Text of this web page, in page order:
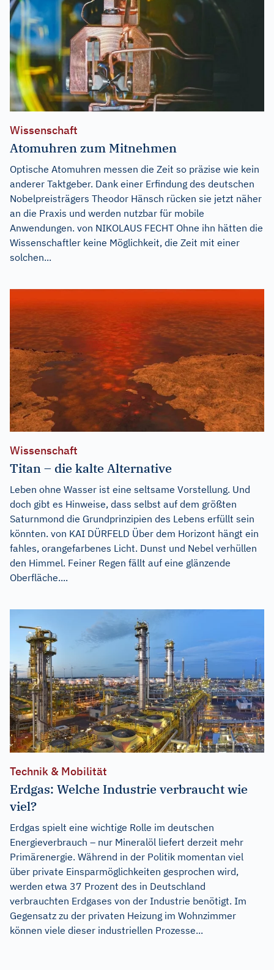
Wissenschaft
Atomuhren zum Mitnehmen
Optische Atomuhren messen die Zeit so präzise wie kein
anderer Taktgeber. Dank einer Erfindung des deutschen
Nobelpreisträgers Theodor Hänsch rücken sie jetzt näher
an die Praxis und werden nutzbar für mobile
Anwendungen. von NIKOLAUS FECHT Ohne ihn hätten die
Wissenschaftler keine Möglichkeit, die Zeit mit einer
solchen...
Wissenschaft
Titan – die kalte Alternative
Leben ohne Wasser ist eine seltsame Vorstellung. Und
doch gibt es Hinweise, dass selbst auf dem größten
Saturnmond die Grundprinzipien des Lebens erfüllt sein
könnten. von KAI DÜRFELD Über dem Horizont hängt ein
fahles, orangefarbenes Licht. Dunst und Nebel verhüllen
den Himmel. Feiner Regen fällt auf eine glänzende
Oberfläche....
Technik & Mobilität
Erdgas: Welche Industrie verbraucht wie
viel?
Erdgas spielt eine wichtige Rolle im deutschen
Energieverbrauch – nur Mineralöl liefert derzeit mehr
Primärenergie. Während in der Politik momentan viel
über private Einsparmöglichkeiten gesprochen wird,
werden etwa 37 Prozent des in Deutschland
verbrauchten Erdgases von der Industrie benötigt. Im
Gegensatz zu der privaten Heizung im Wohnzimmer
können viele dieser industriellen Prozesse...